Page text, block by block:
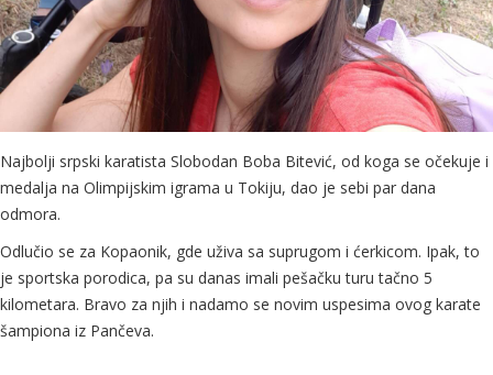
Najbolji srpski karatista Slobodan Boba Bitević, od koga se očekuje i
medalja na Olimpijskim igrama u Tokiju, dao je sebi par dana
odmora.
Odlučio se za Kopaonik, gde uživa sa suprugom i ćerkicom. Ipak, to
je sportska porodica, pa su danas imali pešačku turu tačno 5
kilometara. Bravo za njih i nadamo se novim uspesima ovog karate
šampiona iz Pančeva.